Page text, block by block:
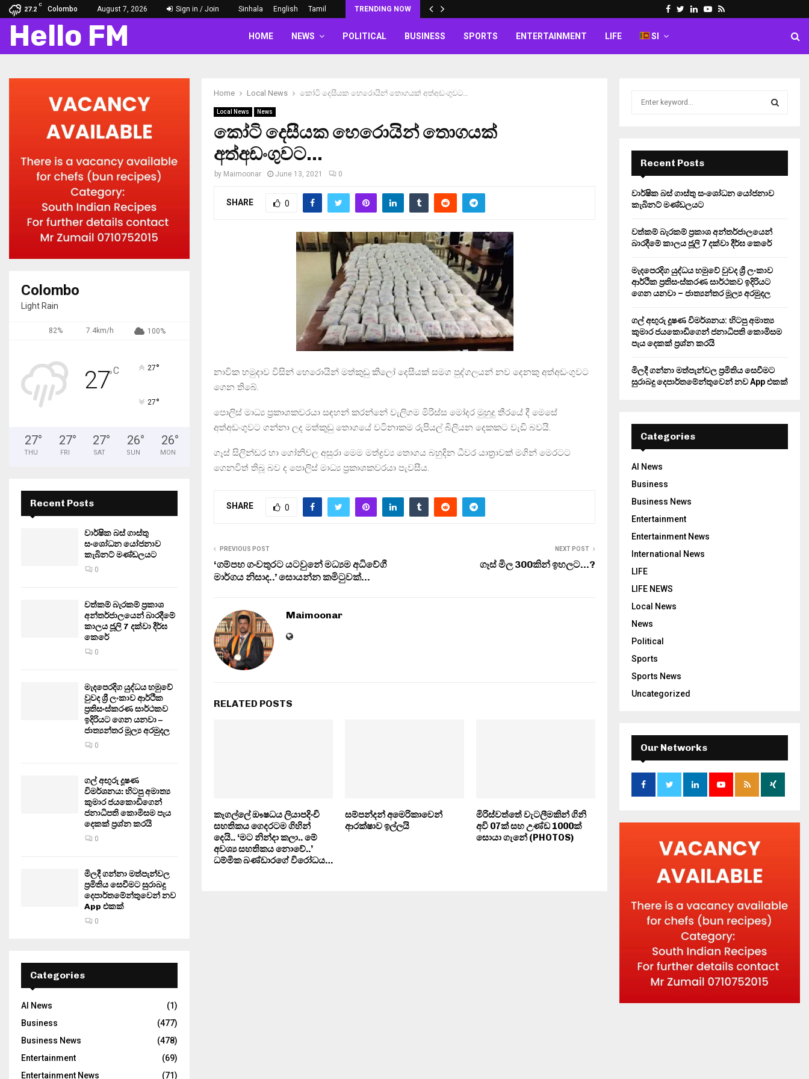
27.2
C
Colombo August 7, 2026 Sign in / Join Sinhala English Tamil TRENDING NOW Facebook
Twitter
LinkedinYoutube
Rss
Hello FM HOME NEWS POLITICAL BUSINESS SPORTS ENTERTAINMENT LIFE SI
Home Local News කෝටි දෙසීයක හෙරොයින් තොගයක් අත්අඩංගුවට…
Local News News
කෝටි දෙසීයක හෙරොයින් තොගයක්
අත්අඩංගුවට…
by Maimoonar June 13, 2021 0
SHARE 0
නාවික හමුදාව විසින් හෙරොයින් මත්කුඩු කිලෝ දෙසීයක් සමග පුද්ගලයන් නව දෙනකු අත්අඩංගුවට
ගෙන තිබේ.
පොලිස් මාධ්‍ය ප්‍රකාශකවරයා සඳහන් කරන්නේ වැලිගම මිරිස්ස මෝදර මුහුදු තීරයේ දී මෙසේ
අත්අඩංගුවට ගන්නා ලද මත්කුඩු තොගයේ වටිනාකම රුපියල් බිලියන දෙකකට වැඩි බවයි.
ගෑස් සිලින්ඩර හා ගෝනිවල අසුරා මෙම මත්ද්‍රව්‍ය තොගය බහුදින ධීවර යාත්‍රාවක් මගින් මෙරටට
ගෙනවිත් තිබූ බව ද පොලිස් මාධ්‍ය ප්‍රකාශකවරයා පැවසීය.
SHARE 0
PREVIOUS POST
‘ගම්පහ ගංවතුරට යටවුනේ මධ්‍යම අධිවේගී
මාර්ගය නිසාද..’ සොයන්න කමිටුවක්…
NEXT POST
ගෑස් මිල 300කින් ඉහලට…?
Maimoonar
RELATED POSTS
කෑගල්ලේ ඖෂධය ලියාපදිංචි
සහතිකය ගෙදරටම ගිහින්
දෙයි.. ‘මට නින්දා කලා.. මේ
අවශ්‍ය සහතිකය නොවේ..’
ධම්මික බණ්ඩාරගේ විරෝධය…
සම්පන්දන් අමෙරිකාවෙන්
ආරක්ෂාව ඉල්ලයි
මිරිස්වත්තේ වැටලීමකින් ගිනි
අවි 07ක් සහ උණ්ඩ 1000ක්
සොයා ගැනේ (PHOTOS)
Colombo
Light Rain
82% 7.4km/h 100%
27°C 27°
27°
27°
THU
27°
FRI
27°
SAT
26°
SUN
26°
MON
Recent Posts
වාර්ෂික බස් ගාස්තු
සංශෝධන යෝජනාව
කැබිනට් මණ්ඩලයට
0
වත්කම් බැරකම් ප්‍රකාශ
අන්තර්ජාලයෙන් බාරදීමේ
කාලය ජූලි 7 දක්වා දීර්ඝ
කෙරේ
0
මැදපෙරදිග යුද්ධය හමුවේ
වුවද ශ්‍රී ලංකාව ආර්ථික
ප්‍රතිසංස්කරණ සාර්ථකව
ඉදිරියට ගෙන යනවා –
ජාත්‍යන්තර මූල්‍ය අරමුදල
0
ගල් අඟුරු දූෂණ
විමර්ශනය: හිටපු අමාත්‍ය
කුමාර ජයකොඩිගෙන්
ජනාධිපති කොමිසම පැය
දෙකක් ප්‍රශ්න කරයි
0
මිලදී ගන්නා මත්පැන්වල
ප්‍රමිතිය සෙවීමට සුරාබදු
දෙපාර්තමේන්තුවෙන් නව
App එකක්
0
Categories
AI News
(1)
Business
(477)
Business News
(478)
Entertainment
(69)
Entertainment News
(71)
r
:
E
A
R
H
Recent Posts
වාර්ෂික බස් ගාස්තු සංශෝධන යෝජනාව
කැබිනට් මණ්ඩලයට
වත්කම් බැරකම් ප්‍රකාශ අන්තර්ජාලයෙන්
බාරදීමේ කාලය ජූලි 7 දක්වා දීර්ඝ කෙරේ
මැදපෙරදිග යුද්ධය හමුවේ වුවද ශ්‍රී ලංකාව
ආර්ථික ප්‍රතිසංස්කරණ සාර්ථකව ඉදිරියට
ගෙන යනවා – ජාත්‍යන්තර මූල්‍ය අරමුදල
ගල් අඟුරු දූෂණ විමර්ශනය: හිටපු අමාත්‍ය
කුමාර ජයකොඩිගෙන් ජනාධිපති කොමිසම
පැය දෙකක් ප්‍රශ්න කරයි
මිලදී ගන්නා මත්පැන්වල ප්‍රමිතිය සෙවීමට
සුරාබදු දෙපාර්තමේන්තුවෙන් නව App එකක්
Categories
AI News
Business
Business News
Entertainment
Entertainment News
International News
LIFE
LIFE NEWS
Local News
News
Political
Sports
Sports News
Uncategorized
Our Networks